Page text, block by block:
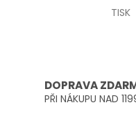
TISK
DOPRAVA
PŘI NÁKUPU NAD